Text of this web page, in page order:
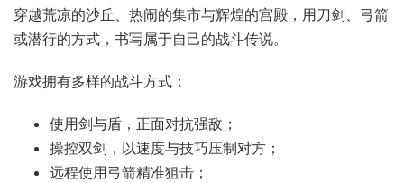
穿越荒凉的沙丘、热闹的集市与辉煌的宫殿，用刀剑、弓箭
或潜行的方式，书写属于自己的战斗传说。
游戏拥有多样的战斗方式：
使用剑与盾，正面对抗强敌；
操控双剑，以速度与技巧压制对方；
远程使用弓箭精准狙击；